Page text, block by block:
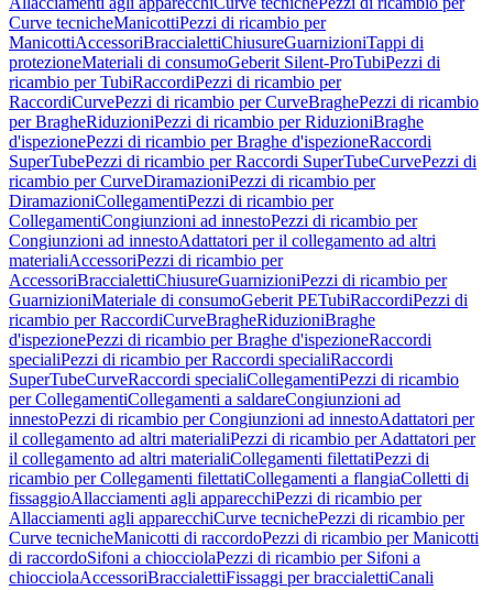
Curve tecnicheManicottiPezzi di ricambio per
ManicottiAccessoriBraccialettiChiusureGuarnizioniTappi di
protezioneMateriali di consumoGeberit Silent-ProTubiPezzi di
ricambio per TubiRaccordiPezzi di ricambio per
RaccordiCurvePezzi di ricambio per CurveBraghePezzi di ricambio
per BragheRiduzioniPezzi di ricambio per RiduzioniBraghe
d'ispezionePezzi di ricambio per Braghe d'ispezioneRaccordi
SuperTubePezzi di ricambio per Raccordi SuperTubeCurvePezzi di
ricambio per CurveDiramazioniPezzi di ricambio per
DiramazioniCollegamentiPezzi di ricambio per
CollegamentiCongiunzioni ad innestoPezzi di ricambio per
Congiunzioni ad innestoAdattatori per il collegamento ad altri
materialiAccessoriPezzi di ricambio per
AccessoriBraccialettiChiusureGuarnizioniPezzi di ricambio per
GuarnizioniMateriale di consumoGeberit PETubiRaccordiPezzi di
ricambio per RaccordiCurveBragheRiduzioniBraghe
d'ispezionePezzi di ricambio per Braghe d'ispezioneRaccordi
specialiPezzi di ricambio per Raccordi specialiRaccordi
SuperTubeCurveRaccordi specialiCollegamentiPezzi di ricambio
per CollegamentiCollegamenti a saldareCongiunzioni ad
innestoPezzi di ricambio per Congiunzioni ad innestoAdattatori per
il collegamento ad altri materialiPezzi di ricambio per Adattatori per
il collegamento ad altri materialiCollegamenti filettatiPezzi di
ricambio per Collegamenti filettatiCollegamenti a flangiaColletti di
fissaggioAllacciamenti agli apparecchiPezzi di ricambio per
Allacciamenti agli apparecchiCurve tecnichePezzi di ricambio per
Curve tecnicheManicotti di raccordoPezzi di ricambio per Manicotti
di raccordoSifoni a chiocciolaPezzi di ricambio per Sifoni a
chiocciolaAccessoriBraccialettiFissaggi per braccialettiCanali